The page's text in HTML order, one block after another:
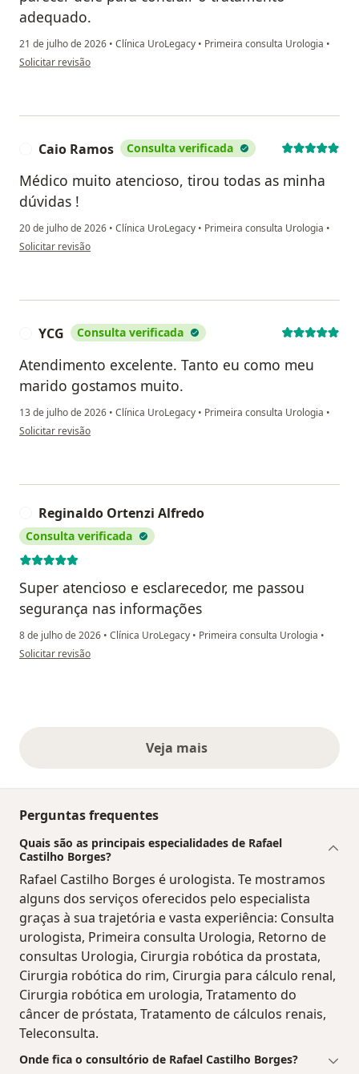
adequado.
21 de julho de 2026 • Clínica UroLegacy • Primeira consulta Urologia •
na opinião do utilizador Luiz Geraldo Vetorazzi
Solicitar revisão
Caio Ramos Consulta verificada
Médico muito atencioso, tirou todas as minha
dúvidas !
20 de julho de 2026 • Clínica UroLegacy • Primeira consulta Urologia •
na opinião do utilizador Caio Ramos
Solicitar revisão
YCG Consulta verificada
Atendimento excelente. Tanto eu como meu
marido gostamos muito.
13 de julho de 2026 • Clínica UroLegacy • Primeira consulta Urologia •
na opinião do utilizador YCG
Solicitar revisão
Reginaldo Ortenzi Alfredo
Consulta verificada
Super atencioso e esclarecedor, me passou
segurança nas informações
8 de julho de 2026 • Clínica UroLegacy • Primeira consulta Urologia •
na opinião do utilizador Reginaldo Ortenzi Alfredo
Solicitar revisão
Veja maisopiniões acima
Perguntas frequentes
Quais são as principais especialidades de Rafael
Castilho Borges?
Rafael Castilho Borges é urologista. Te mostramos
alguns dos serviços oferecidos pelo especialista
graças à sua trajetória e vasta experiência: Consulta
urologista, Primeira consulta Urologia, Retorno de
consultas Urologia, Cirurgia robótica da prostata,
Cirurgia robótica do rim, Cirurgia para cálculo renal,
Cirurgia robótica em urologia, Tratamento do
câncer de próstata, Tratamento de cálculos renais,
Teleconsulta.
Onde fica o consultório de Rafael Castilho Borges?